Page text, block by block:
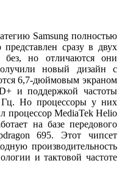
Samsung полностью
сразу в двух
но отличаются они
новый дизайн с
6,7-дюймовым экраном
и поддержкой частоты
Гц. Но процессоры у них
процессор MediaTek Helio
на базе передового
695. Этот чипсет
производительность
и тактовой частоте